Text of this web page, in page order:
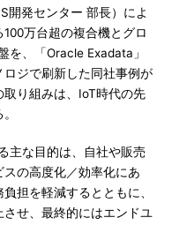
開発センター 部長）によ
万台超の複合機とグロ
を、「Oracle Exadata」
ジで刷新した同社事例が
り組みは、IoT時代の先
主な目的は、自社や販売
の高度化／効率化にあ
担を軽減するとともに、
せ、最終的にはエンドユ